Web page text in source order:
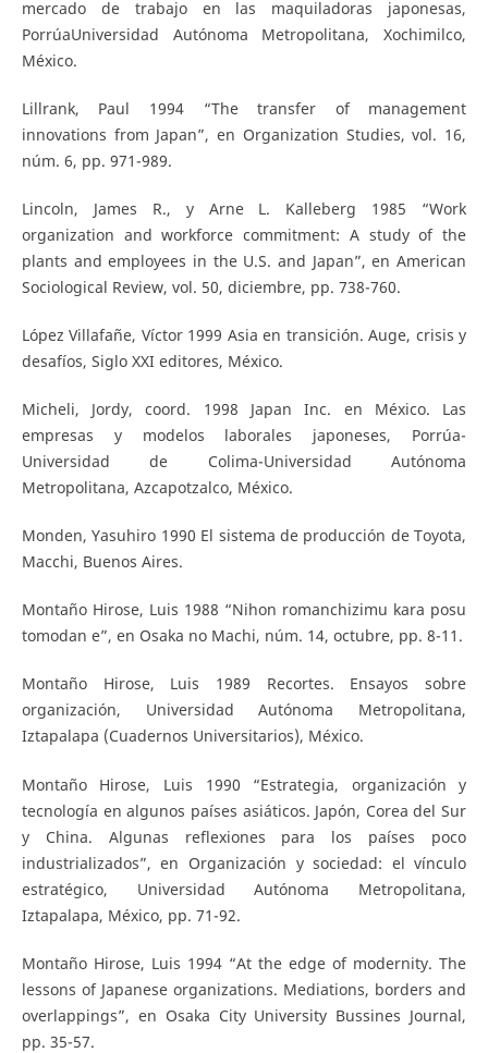
mercado de trabajo en las maquiladoras japonesas,
PorrúaUniversidad Autónoma Metropolitana, Xochimilco,
México.
Lillrank, Paul 1994 “The transfer of management
innovations from Japan”, en Organization Studies, vol. 16,
núm. 6, pp. 971-989.
Lincoln, James R., y Arne L. Kalleberg 1985 “Work
organization and workforce commitment: A study of the
plants and employees in the U.S. and Japan”, en American
Sociological Review, vol. 50, diciembre, pp. 738-760.
López Villafañe, Víctor 1999 Asia en transición. Auge, crisis y
desafíos, Siglo XXI editores, México.
Micheli, Jordy, coord. 1998 Japan Inc. en México. Las
empresas y modelos laborales japoneses, Porrúa-
Universidad de Colima-Universidad Autónoma
Metropolitana, Azcapotzalco, México.
Monden, Yasuhiro 1990 El sistema de producción de Toyota,
Macchi, Buenos Aires.
Montaño Hirose, Luis 1988 “Nihon romanchizimu kara posu
tomodan e”, en Osaka no Machi, núm. 14, octubre, pp. 8-11.
Montaño Hirose, Luis 1989 Recortes. Ensayos sobre
organización, Universidad Autónoma Metropolitana,
Iztapalapa (Cuadernos Universitarios), México.
Montaño Hirose, Luis 1990 “Estrategia, organización y
tecnología en algunos países asiáticos. Japón, Corea del Sur
y China. Algunas reflexiones para los países poco
industrializados”, en Organización y sociedad: el vínculo
estratégico, Universidad Autónoma Metropolitana,
Iztapalapa, México, pp. 71-92.
Montaño Hirose, Luis 1994 “At the edge of modernity. The
lessons of Japanese organizations. Mediations, borders and
overlappings”, en Osaka City University Bussines Journal,
pp. 35-57.